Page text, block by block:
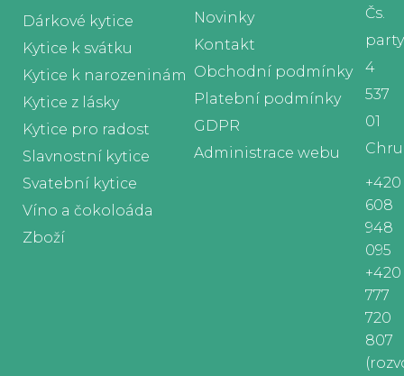
Dárkové kytice
Kytice k svátku
Kytice k narozeninám
Kytice z lásky
Kytice pro radost
Slavnostní kytice
Svatební kytice
Víno a čokoloáda
Zboží
Novinky
Kontakt
Obchodní podmínky
Platební podmínky
GDPR
Administrace webu
Čs.
4
537
01
+420
608
948
095
+420
777
720
807